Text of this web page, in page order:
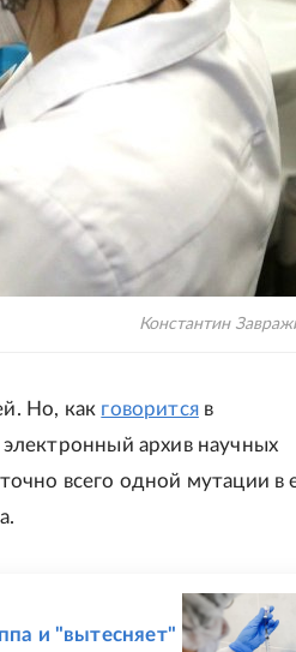
Константин
Но, как говоритсяв
архив научных
всего одной мутации в
и "вытесняет"